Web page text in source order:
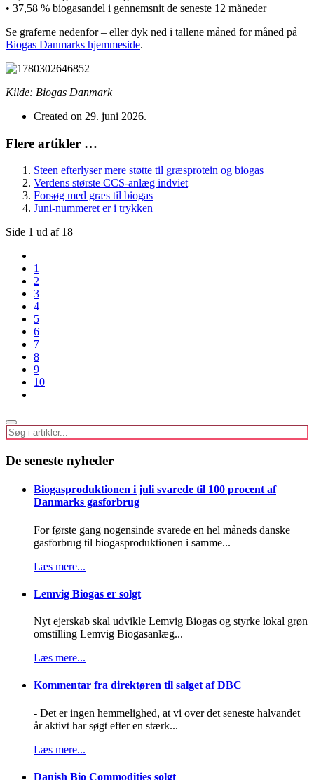
• 37,58 % biogasandel i gennemsnit de seneste 12 måneder
Se graferne nedenfor – eller dyk ned i tallene måned for måned på
Biogas Danmarks hjemmeside.
Kilde: Biogas Danmark
Created on 29. juni 2026.
Flere artikler …
Steen efterlyser mere støtte til græsprotein og biogas
Verdens største CCS-anlæg indviet
Forsøg med græs til biogas
Juni-nummeret er i trykken
Side 1 ud af 18
1
2
3
4
5
6
7
8
9
10
De seneste nyheder
Biogasproduktionen i juli svarede til 100 procent af
Danmarks gasforbrug
For første gang nogensinde svarede en hel måneds danske
gasforbrug til biogasproduktionen i samme...
Læs mere...
Lemvig Biogas er solgt
Nyt ejerskab skal udvikle Lemvig Biogas og styrke lokal grøn
omstilling Lemvig Biogasanlæg...
Læs mere...
Kommentar fra direktøren til salget af DBC
- Det er ingen hemmelighed, at vi over det seneste halvandet
år aktivt har søgt efter en stærk...
Læs mere...
Danish Bio Commodities solgt